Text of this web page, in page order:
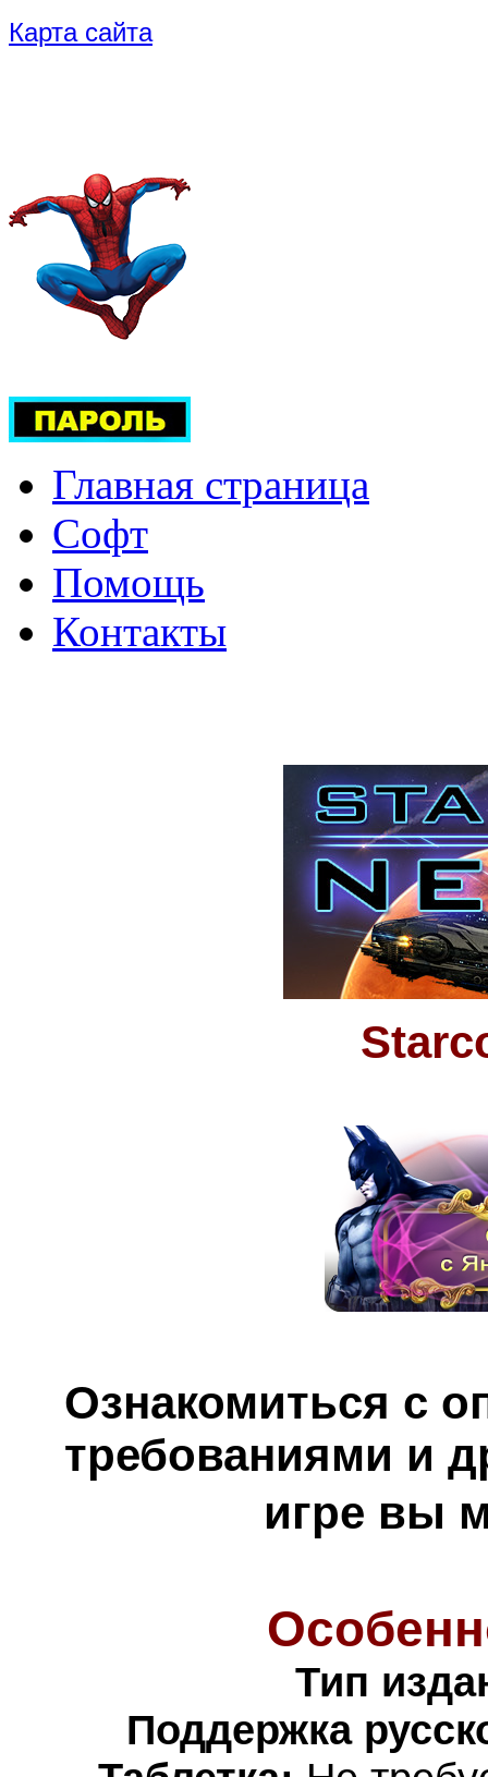
Карта сайта
Главная страница
Софт
Помощь
Контакты
Ознакомиться с
требованиями и
игре вы
Тип
Поддержка